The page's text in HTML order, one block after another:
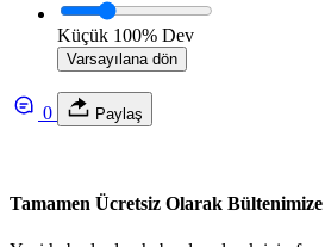
Küçük 100% Dev
Varsayılana dön
0 Paylaş
Tamamen Ücretsiz Olarak